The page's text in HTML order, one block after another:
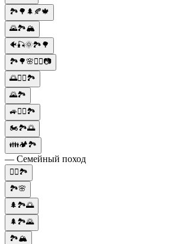
🏞️🌳🌲🍂🍁
🌄🏞️🏔️
🐠🎣🌞🏞️🌳
🏞️🌳🌸🚶‍♀️📷
🌅🚣‍♀️🏞️
🌄🏞️
🚙👨‍✈️🏞️
🏍️🏞️🌅
👪🏕️🏞️
— Семейный поход
🚣‍♂️🏞️
🏞️🌸
🌲🏞️🌅
🌲🏞️🌄
🏞️🏔️